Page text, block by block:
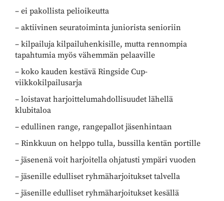
– ei pakollista pelioikeutta
– aktiivinen seuratoiminta juniorista senioriin
– kilpailuja kilpailuhenkisille, mutta rennompia
tapahtumia myös vähemmän pelaaville
– koko kauden kestävä Ringside Cup-
viikkokilpailusarja
– loistavat harjoittelumahdollisuudet lähellä
klubitaloa
– edullinen range, rangepallot jäsenhintaan
– Rinkkuun on helppo tulla, bussilla kentän portille
– jäsenenä voit harjoitella ohjatusti ympäri vuoden
– jäsenille edulliset ryhmäharjoitukset talvella
– jäsenille edulliset ryhmäharjoitukset kesällä